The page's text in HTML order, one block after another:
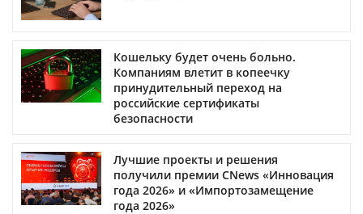
Кошельку будет очень больно.
Компаниям влетит в копеечку
принудительный переход на
российские сертификаты
безопасности
Лучшие проекты и решения
получили премии CNews «Инновация
года 2026» и «Импортозамещение
года 2026»